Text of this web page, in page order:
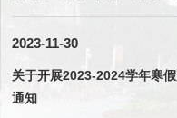
2023-11-30
关于开展2023-2024学年寒
通知